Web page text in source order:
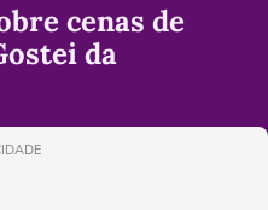
cenas de
da